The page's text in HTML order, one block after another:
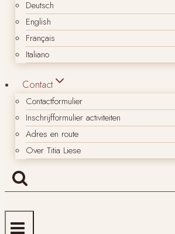
Deutsch
English
Français
Italiano
Contact
Contactformulier
Inschrijfformulier activiteiten
Adres en route
Over Titia Liese